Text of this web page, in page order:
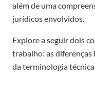
além de uma
jurídicos envolvidos.
Explore a seguir dois
trabalho: as diferenças
da terminologia